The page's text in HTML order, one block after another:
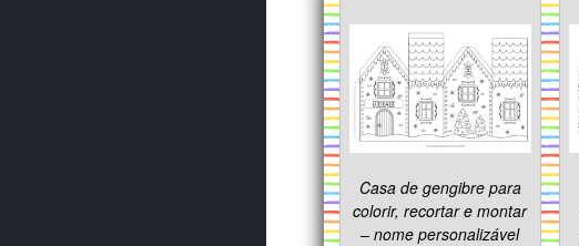
Casa de gengibre para
colorir, recortar e montar
– nome personalizável